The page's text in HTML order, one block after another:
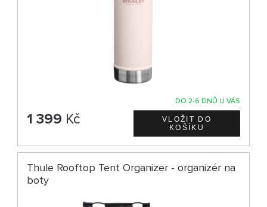
DO 2-6 DNŮ U VÁS
1 399 Kč
Thule Rooftop Tent Organizer - organizér na
boty